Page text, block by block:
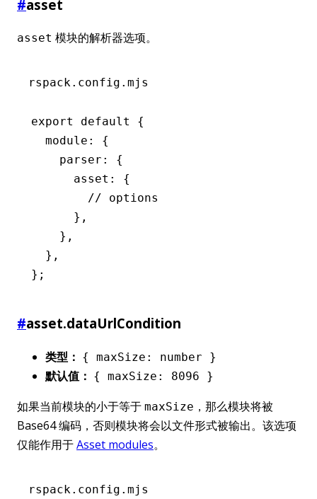
#asset
asset 模块的解析器选项。
rspack.config.mjs
export default
{
  module
:
{
    parser
:
{
      asset
:
{
        // options
      }
,
    }
,
  }
,
};
#asset.dataUrlCondition
类型： { maxSize: number }
默认值： { maxSize: 8096 }
如果当前模块的小于等于 maxSize ，那么模块将被
Base64 编码，否则模块将会以文件形式被输出。该选项
仅能作用于Asset modules。
rspack.config.mjs